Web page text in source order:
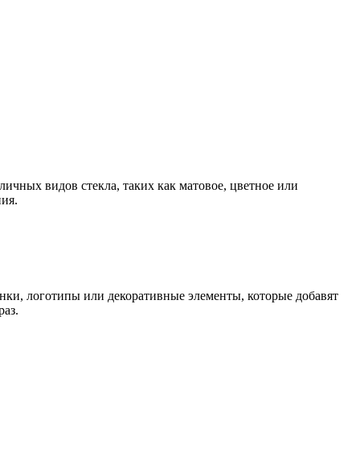
видов стекла, таких как матовое, цветное или
логотипы или декоративные элементы, которые добавят